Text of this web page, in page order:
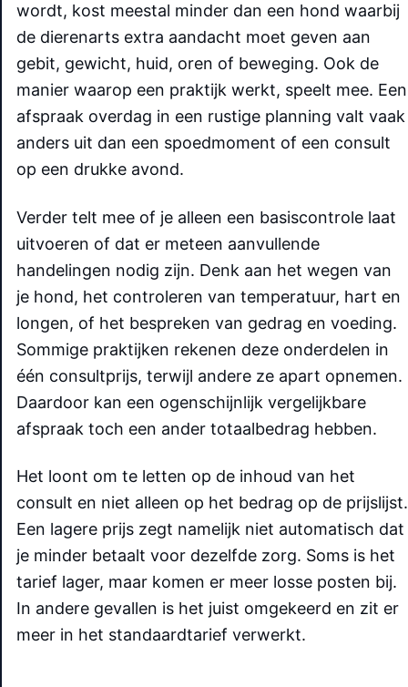
wordt, kost meestal minder dan een hond waarbij
de dierenarts extra aandacht moet geven aan
gebit, gewicht, huid, oren of beweging. Ook de
manier waarop een praktijk werkt, speelt mee. Een
afspraak overdag in een rustige planning valt vaak
anders uit dan een spoedmoment of een consult
op een drukke avond.
Verder telt mee of je alleen een basiscontrole laat
uitvoeren of dat er meteen aanvullende
handelingen nodig zijn. Denk aan het wegen van
je hond, het controleren van temperatuur, hart en
longen, of het bespreken van gedrag en voeding.
Sommige praktijken rekenen deze onderdelen in
één consultprijs, terwijl andere ze apart opnemen.
Daardoor kan een ogenschijnlijk vergelijkbare
afspraak toch een ander totaalbedrag hebben.
Het loont om te letten op de inhoud van het
consult en niet alleen op het bedrag op de prijslijst.
Een lagere prijs zegt namelijk niet automatisch dat
je minder betaalt voor dezelfde zorg. Soms is het
tarief lager, maar komen er meer losse posten bij.
In andere gevallen is het juist omgekeerd en zit er
meer in het standaardtarief verwerkt.